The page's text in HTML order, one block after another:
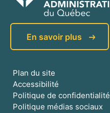
En savoir plus
Plan du site
Accessibilité
Politique de confidentialité
Politique médias sociaux